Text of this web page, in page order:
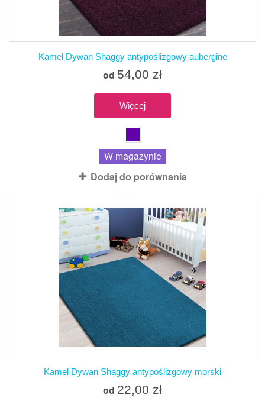
Kamel Dywan Shaggy antypoślizgowy aubergine
od 54,00 zł
Więcej
W magazynie
Dodaj do porównania
Kamel Dywan Shaggy antypoślizgowy morski
od 22,00 zł